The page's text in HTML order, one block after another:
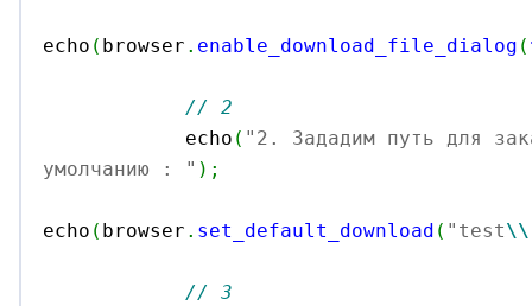
echo ( browser . enable_download_file_dialog (
// 2
            echo
( "2. Зададим путь для
умолчанию : " ) ;
echo ( browser . set_default_download ( "test\\
// 3